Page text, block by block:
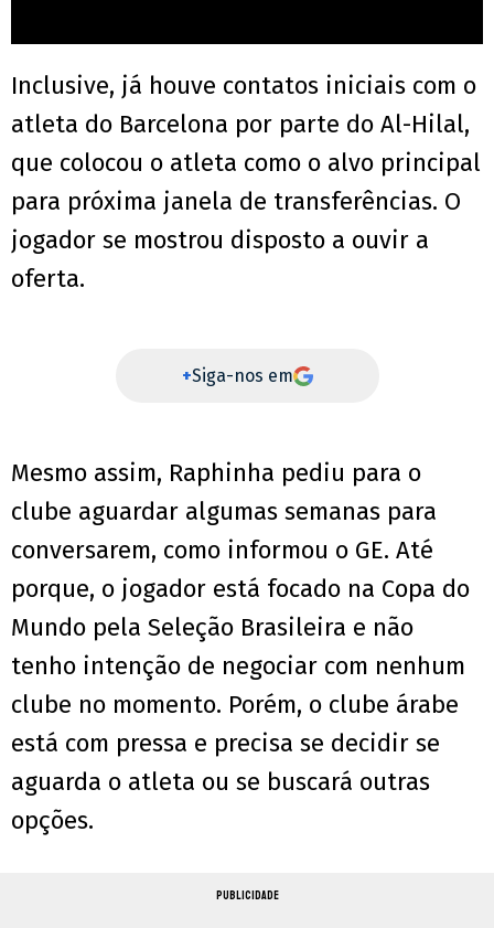
Inclusive, já houve contatos iniciais com o
atleta do Barcelona por parte do Al-Hilal,
que colocou o atleta como o alvo principal
para próxima janela de transferências. O
jogador se mostrou disposto a ouvir a
oferta.
+Siga-nos em
Mesmo assim, Raphinha pediu para o
clube aguardar algumas semanas para
conversarem, como informou o GE. Até
porque, o jogador está focado na Copa do
Mundo pela Seleção Brasileira e não
tenho intenção de negociar com nenhum
clube no momento. Porém, o clube árabe
está com pressa e precisa se decidir se
aguarda o atleta ou se buscará outras
opções.
PUBLICIDADE